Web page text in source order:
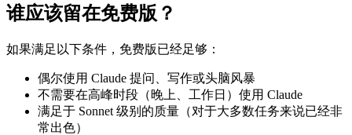
谁应该留在免费版？
如果满足以下条件，免费版已经足够：
偶尔使用 Claude 提问、写作或头脑风暴
不需要在高峰时段（晚上、工作日）使用 Claude
满足于 Sonnet 级别的质量（对于大多数任务来说已经非
常出色）